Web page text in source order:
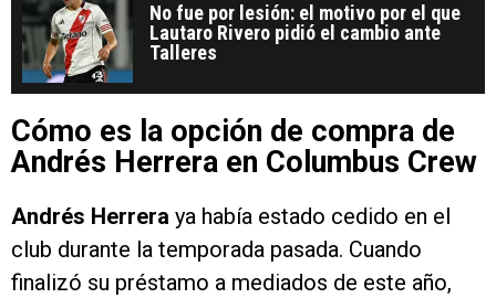
No fue por lesión: el motivo por el que
Lautaro Rivero pidió el cambio ante
Talleres
Cómo es la opción de compra de
Andrés Herrera en Columbus Crew
Andrés Herrera ya había estado cedido en el
club durante la temporada pasada. Cuando
finalizó su préstamo a mediados de este año,